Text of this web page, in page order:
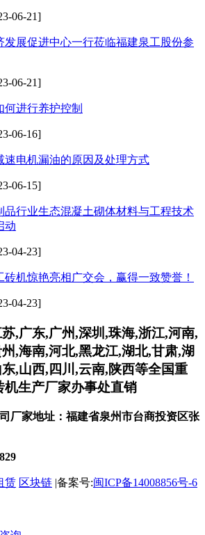
06-21]
发展促进中心一行莅临福建泉工股份参
06-21]
进行养护控制
06-16]
速电机漏油的原因及处理方式
06-15]
品行业生态混凝土砌体材料与工程技术
动
04-23]
砖机惊艳亮相广交会，赢得一致赞誉！
04-23]
,广东,广州,深圳,珠海,浙江,河南,
,海南,河北,黑龙江,湖北,甘肃,湖
,山西,四川,云南,陕西等全国重
机生产厂家办事处直销
厂家地址：福建省泉州市台商投资区张
赁 区块链 |备案号:闽ICP备14008856号-6